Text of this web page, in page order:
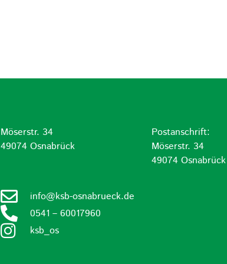
Möserstr. 34
49074 Osnabrück
info@ksb-osnabrueck.de
0541 – 60017960
ksb_os
Postanschrift:
Möserstr. 34
49074 Osnabrück